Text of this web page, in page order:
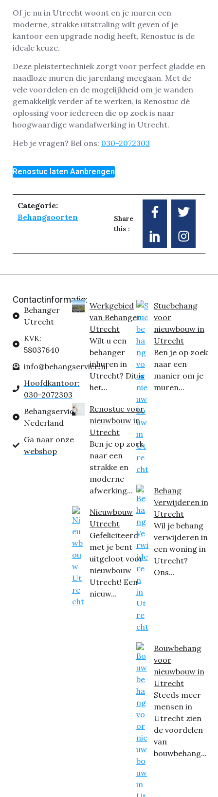
Of je nu in Utrecht woont en je muren een
moderne, strakke uitstraling wilt geven of je
kantoor een upgrade nodig heeft, Renostuc is de
ideale keuze.
Deze pleistertechniek zorgt voor perfect gladde en
naadloze muren die jarenlang meegaan. Met de
vele voordelen en de mogelijkheid om je wanden
gemakkelijk verder af te werken, is Renostuc dé
oplossing voor iedereen die op zoek is naar
hoogwaardige wandafwerking in Utrecht.
Heb je vragen? Bel ons: 030-2072303
Renostuc laten Aanbrengen
Categorie:
Behangsoorten
Share
this :
Contactinformatie:
Behanger
Utrecht
KVK:
58037640
info@behangservice.nl
Hoofdkantoor:
030-2072303
Behangservice
Nederland
Ga naar onze
webshop
Werkgebied
van Behanger
Utrecht
Wilt u een
behanger
inhuren in
Utrecht? Dit is
het...
Renostuc voor
nieuwbouw in
Utrecht
Ben je op zoek
naar een
strakke en
moderne
afwerking...
Nieuwbouw
Utrecht
Gefeliciteerd
met je bent
uitgeloot voor
nieuwbouw
Utrecht! Een
nieuw...
Stucbehang
voor
nieuwbouw in
Utrecht
Ben je op zoek
naar een
manier om je
muren...
Behang
Verwijderen in
Utrecht
Wil je behang
verwijderen in
een woning in
Utrecht?
Ons...
Bouwbehang
voor
nieuwbouw in
Utrecht
Steeds meer
mensen in
Utrecht zien
de voordelen
van
bouwbehang...